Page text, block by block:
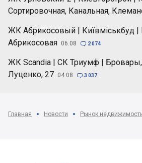
Сортировочная, Канальная,
ЖК Абрикосовый | Київміськбуд |
Абрикосовая 06.08  2 074
ЖК Scandia | СК Триумф | Бровары,
Луценко, 27 04.08  3 037
Главная Новости Рынок